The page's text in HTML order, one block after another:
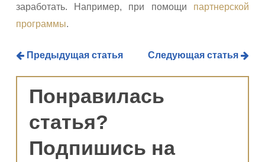
заработать. Например, при помощи партнерской
программы.
Предыдущая статья Следующая статья
Понравилась
статья?
Подпишись на